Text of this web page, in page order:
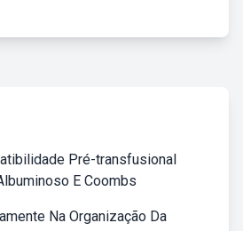
Pré-transfusional
E Coombs
Na Organização Da